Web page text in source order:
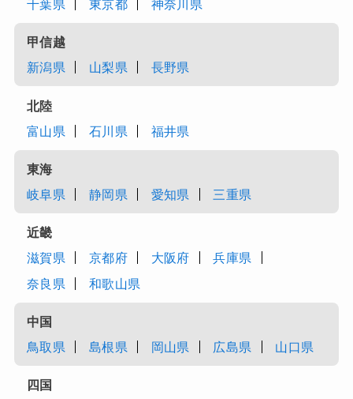
千葉県
東京都 神奈川県
甲信越
新潟県
山梨県 長野県
北陸
富山県
石川県 福井県
東海
岐阜県
静岡県 愛知県 三重県
近畿
滋賀県
京都府 大阪府
兵庫県
奈良県
和歌山県
中国
鳥取県
島根県 岡山県 広島県 山口県
四国